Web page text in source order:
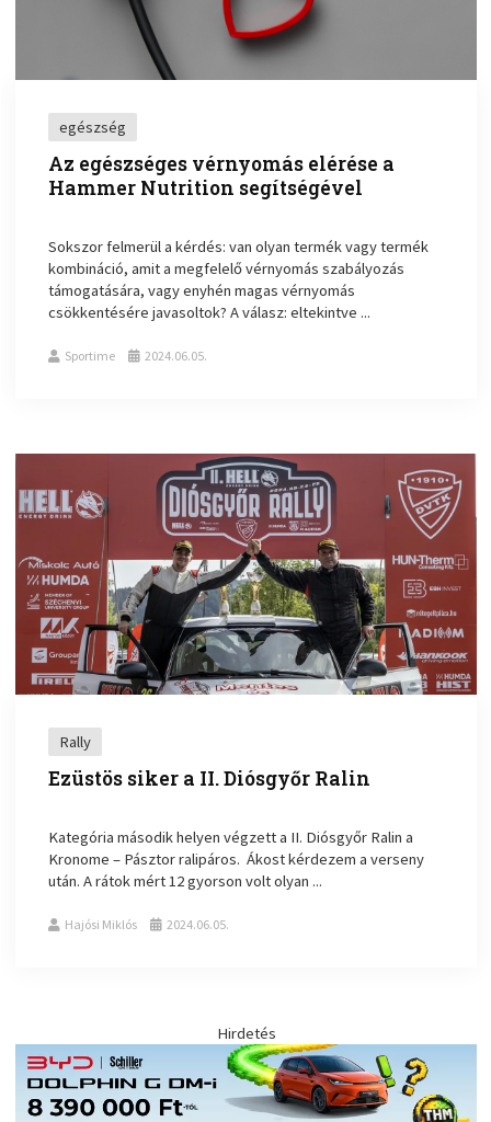
egészség
Az egészséges vérnyomás elérése a
Hammer Nutrition segítségével
Sokszor felmerül a kérdés: van olyan termék vagy termék
kombináció, amit a megfelelő vérnyomás szabályozás
támogatására, vagy enyhén magas vérnyomás
csökkentésére javasoltok? A válasz: eltekintve ...
Sportime 2024.06.05.
Rally
Ezüstös siker a II. Diósgyőr Ralin
Kategória második helyen végzett a II. Diósgyőr Ralin a
Kronome – Pásztor ralipáros. Ákost kérdezem a verseny
után. A rátok mért 12 gyorson volt olyan ...
Hajósi Miklós 2024.06.05.
Hirdetés